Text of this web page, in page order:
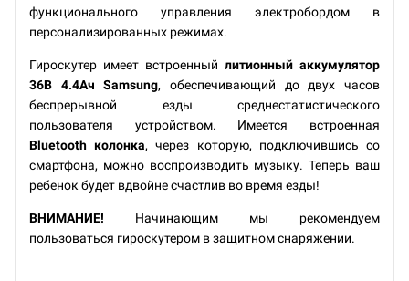
функционального управления электробордом в
персонализированных режимах.
Гироскутер имеет встроенный литионный аккумулятор
36В 4.4Ач Samsung, обеспечивающий до двух часов
беспрерывной езды среднестатистического
пользователя устройством. Имеется встроенная
Bluetooth колонка, через которую, подключившись со
смартфона, можно воспроизводить музыку. Теперь ваш
ребенок будет вдвойне счастлив во время езды!
ВНИМАНИЕ! Начинающим мы рекомендуем
пользоваться гироскутером в защитном снаряжении.